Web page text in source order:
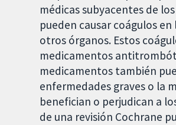
médicas subyacentes de
pueden causar coágulos
otros órganos. Estos
medicamentos
medicamentos también
enfermedades graves o la
benefician o perjudican a
de una revisión Cochrane